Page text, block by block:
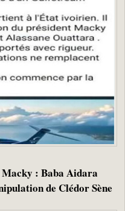
Macky : Baba Aidara
de Clédor Sène